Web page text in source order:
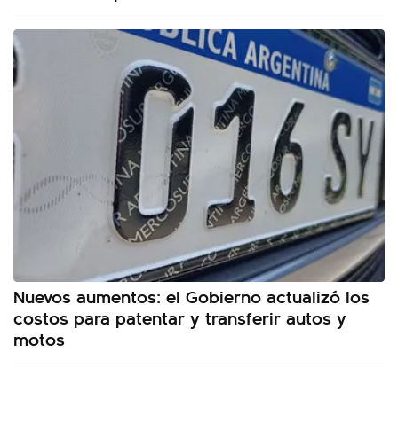
Nuevos aumentos: el Gobierno actualizó los
costos para patentar y transferir autos y
motos